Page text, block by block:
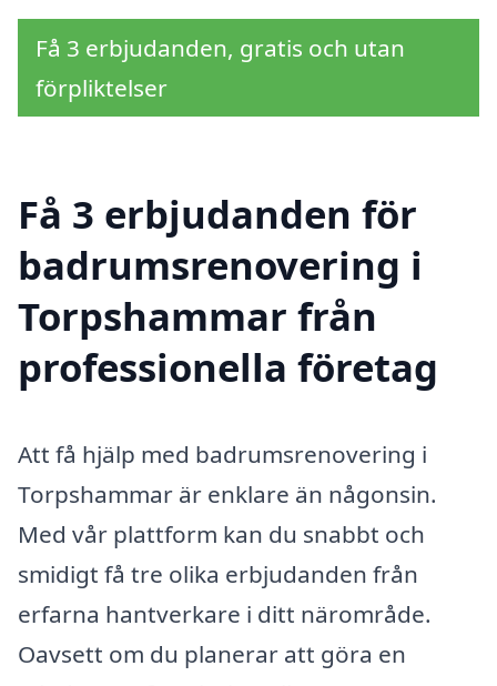
Få 3 erbjudanden, gratis och utan
förpliktelser
Få 3 erbjudanden för
badrumsrenovering i
Torpshammar från
professionella företag
Att få hjälp med badrumsrenovering i
Torpshammar är enklare än någonsin.
Med vår plattform kan du snabbt och
smidigt få tre olika erbjudanden från
erfarna hantverkare i ditt närområde.
Oavsett om du planerar att göra en